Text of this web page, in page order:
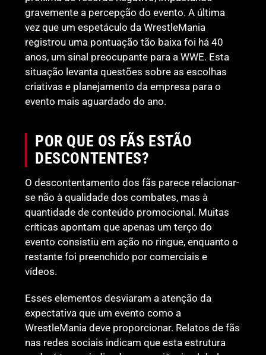
gravemente a percepção do evento. A última
vez que um espetáculo da WrestleMania
registrou uma pontuação tão baixa foi há 40
anos, um sinal preocupante para a WWE. Esta
situação levanta questões sobre as escolhas
criativas e planejamento da empresa para o
evento mais aguardado do ano.
POR QUE OS FÃS ESTÃO
DESCONTENTES?
O descontentamento dos fãs parece relacionar-
se não à qualidade dos combates, mas à
quantidade de conteúdo promocional. Muitas
críticas apontam que apenas um terço do
evento consistiu em ação no ringue, enquanto o
restante foi preenchido por comerciais e
vídeos.
Esses elementos desviaram a atenção da
expectativa que um evento como a
WrestleMania deve proporcionar. Relatos de fãs
nas redes sociais indicam que esta estrutura